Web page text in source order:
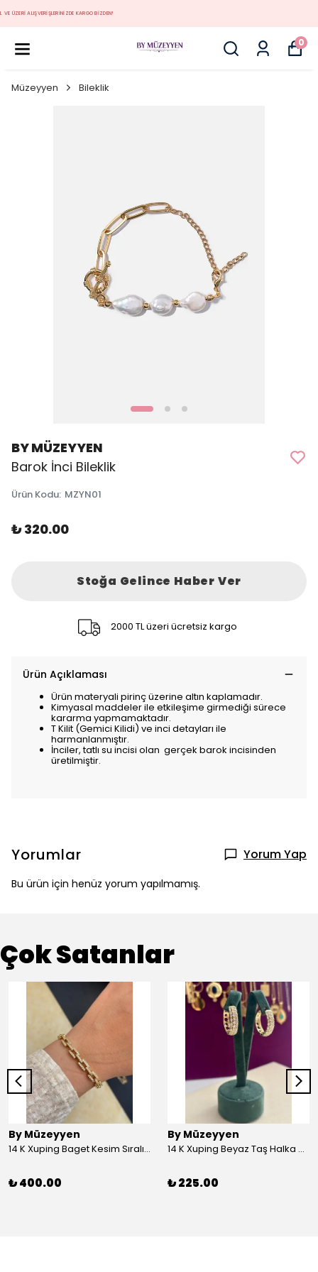
0
Müzeyyen Bileklik
BY MÜZEYYEN
Barok İnci Bileklik
Ürün Kodu: MZYN01
₺ 320.00
Stoğa Gelince Haber Ver
2000 TL üzeri ücretsiz kargo
Ürün Açıklaması
Ürün materyali pirinç üzerine altın kaplamadır.
Kimyasal maddeler ile etkileşime girmediği sürece
kararma yapmamaktadır.
T Kilit (Gemici Kilidi) ve inci detayları ile
harmanlanmıştır.
İnciler, tatlı su incisi olan gerçek barok incisinden
üretilmiştir.
Yorumlar Yorum Yap
Bu ürün için henüz yorum yapılmamış.
Çok Satanlar
By Müzeyyen
14 K Xuping Baget Kesim Sıralı Bileklik
₺ 400.00
By Müzeyyen
14 K Xuping Beyaz Taş Halka Küpe
₺ 225.00